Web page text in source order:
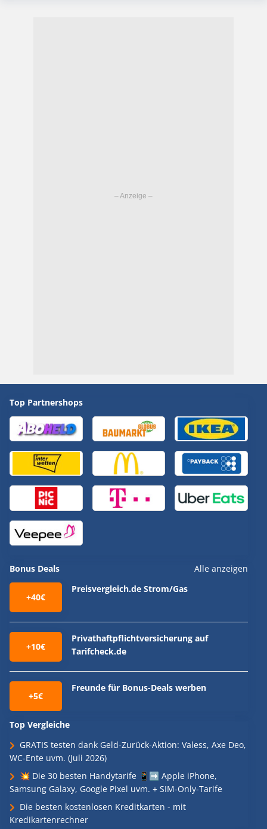
Top Partnershops
Bonus Deals Alle anzeigen
+40€
Preisvergleich.de Strom/Gas
+10€
Privathaftpflichtversicherung auf
Tarifcheck.de
+5€
Freunde für Bonus-Deals werben
Top Vergleiche
GRATIS testen dank Geld-Zurück-Aktion: Valess, Axe Deo,
WC-Ente uvm. (Juli 2026)
💥 Die 30 besten Handytarife 📱➡️ Apple iPhone,
Samsung Galaxy, Google Pixel uvm. + SIM-Only-Tarife
Die besten kostenlosen Kreditkarten - mit
Kredikartenrechner